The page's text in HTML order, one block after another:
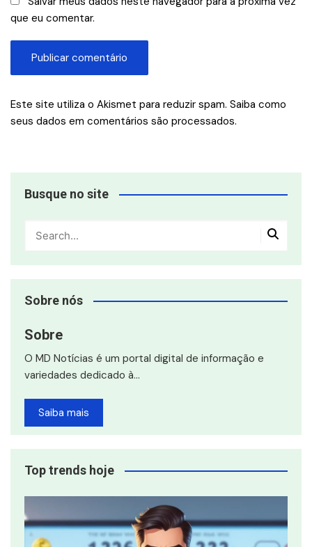
que eu comentar.
Este site utiliza o Akismet para reduzir spam. Saiba como
seus dados em comentários são processados.
Busque no site
Sobre nós
Sobre
O MD Notícias é um portal digital de informação e
variedades dedicado à…
Saiba mais
Top trends hoje